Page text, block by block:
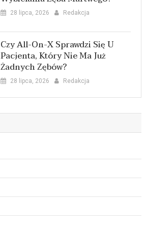
28 lipca, 2026 Redakcja
Czy All-On-X Sprawdzi Się U
Pacjenta, Który Nie Ma Już
Żadnych Zębów?
28 lipca, 2026 Redakcja